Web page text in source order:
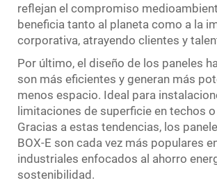
reflejan el compromiso
beneficia tanto al planeta como a la
corporativa, atrayendo clientes y
Por último, el diseño de los paneles
son más eficientes y generan más
menos espacio. Ideal para
limitaciones de superficie en techos
Gracias a estas tendencias, los
BOX-E son cada vez más populares
industriales enfocados al ahorro
sostenibilidad.